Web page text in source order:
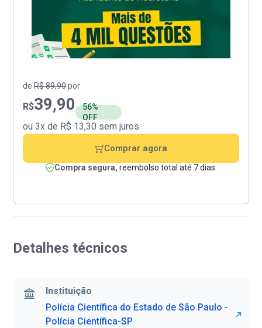
Detalhes técnicos
Instituição
Polícia Científica do Estado de São Paulo -
Polícia Científica-SP
deR$ 89,90por
R$39,90
56%
OFF
ou 3x de R$ 13,30 sem juros
Comprar agora
Compra segura, reembolso total até 7 dias.